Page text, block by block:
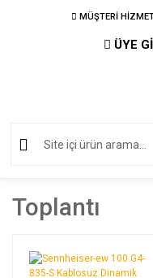
MÜŞTERİ
ÜYE
Toplantı